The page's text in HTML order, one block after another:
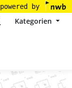
powered by
Kategorien